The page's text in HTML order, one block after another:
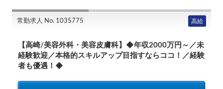
常勤求人 No. 1035775 高給
【高崎/美容外科・美容皮膚科】◆年収2000万円～／未
経験歓迎／本格的スキルアップ目指すならココ！／経験
者も優遇！◆